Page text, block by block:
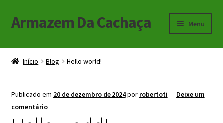
Pular
para
Pular
para
conteúdo
Armazem Da Cachaça Menu
Início
Início Blog Hello world!
Publicado em 20 de dezembro de 2024por robertoti — Deixe um
comentário